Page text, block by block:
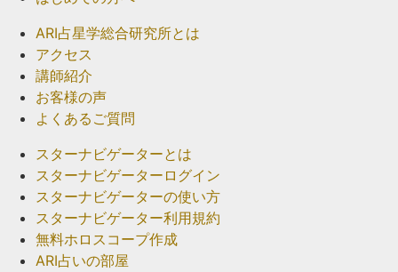
ARI占星学総合研究所とは
アクセス
講師紹介
お客様の声
よくあるご質問
スターナビゲーターとは
スターナビゲーターログイン
スターナビゲーターの使い方
スターナビゲーター利用規約
無料ホロスコープ作成
ARI占いの部屋